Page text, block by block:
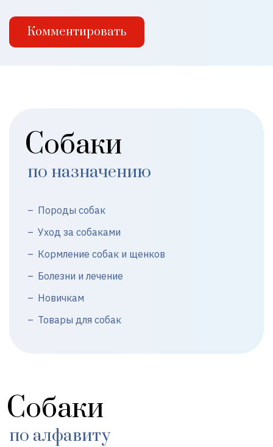
Комментировать
Собаки
по назначению
Породы собак
Уход за собаками
Кормление собак и щенков
Болезни и лечение
Новичкам
Товары для собак
Собаки
по алфавиту